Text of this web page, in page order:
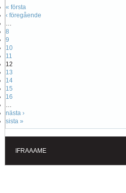
« första
‹ föregående
…
8
9
10
11
12
13
14
15
16
…
nästa ›
sista »
IFRAAAME